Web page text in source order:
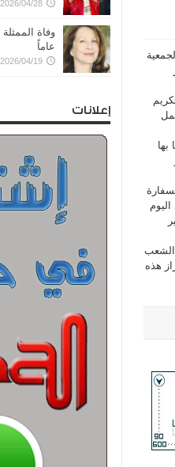
بها
الشعب
هذه
2026/04/28
عاماً
2026/04/19
إعلانات